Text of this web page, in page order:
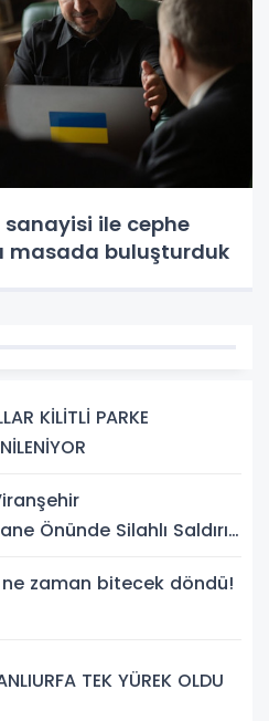
sanayisi ile cephe
masada buluşturduk
KİLİTLİ PARKE
Önünde Silahlı Saldırı:
zaman bitecek döndü!
TEK YÜREK OLDU